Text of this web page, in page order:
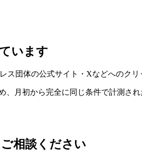
います
ス団体の公式サイト・Xなどへのク
、月初から完全に同じ条件で計測さ
相談ください